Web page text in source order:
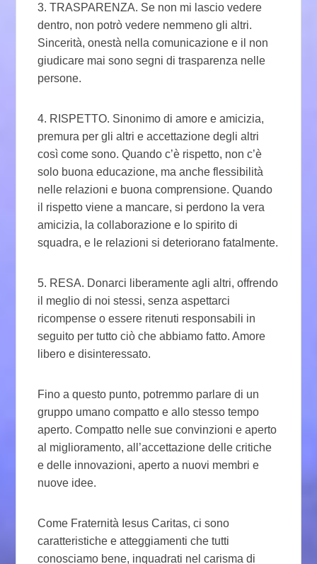
3. TRASPARENZA. Se non mi lascio vedere
dentro, non potrò vedere nemmeno gli altri.
Sincerità, onestà nella comunicazione e il non
giudicare mai sono segni di trasparenza nelle
persone.
4. RISPETTO. Sinonimo di amore e amicizia,
premura per gli altri e accettazione degli altri
così come sono. Quando c’è rispetto, non c’è
solo buona educazione, ma anche flessibilità
nelle relazioni e buona comprensione. Quando
il rispetto viene a mancare, si perdono la vera
amicizia, la collaborazione e lo spirito di
squadra, e le relazioni si deteriorano fatalmente.
5. RESA. Donarci liberamente agli altri, offrendo
il meglio di noi stessi, senza aspettarci
ricompense o essere ritenuti responsabili in
seguito per tutto ciò che abbiamo fatto. Amore
libero e disinteressato.
Fino a questo punto, potremmo parlare di un
gruppo umano compatto e allo stesso tempo
aperto. Compatto nelle sue convinzioni e aperto
al miglioramento, all’accettazione delle critiche
e delle innovazioni, aperto a nuovi membri e
nuove idee.
Come Fraternità Iesus Caritas, ci sono
caratteristiche e atteggiamenti che tutti
conosciamo bene, inquadrati nel carisma di